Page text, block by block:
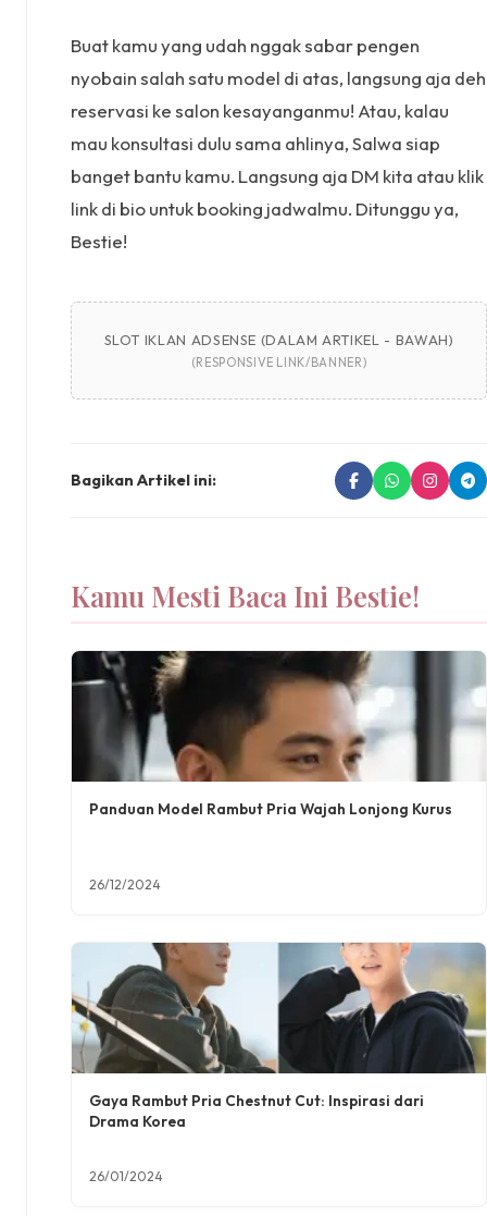
Buat kamu yang udah nggak sabar pengen
nyobain salah satu model di atas, langsung aja deh
reservasi ke salon kesayanganmu! Atau, kalau
mau konsultasi dulu sama ahlinya, Salwa siap
banget bantu kamu. Langsung aja DM kita atau klik
link di bio untuk booking jadwalmu. Ditunggu ya,
Bestie!
SLOT IKLAN ADSENSE (DALAM ARTIKEL - BAWAH)
(RESPONSIVE LINK/BANNER)
Bagikan Artikel ini:
Kamu Mesti Baca Ini Bestie!
Panduan Model Rambut Pria Wajah Lonjong Kurus
26/12/2024
Gaya Rambut Pria Chestnut Cut: Inspirasi dari
Drama Korea
26/01/2024